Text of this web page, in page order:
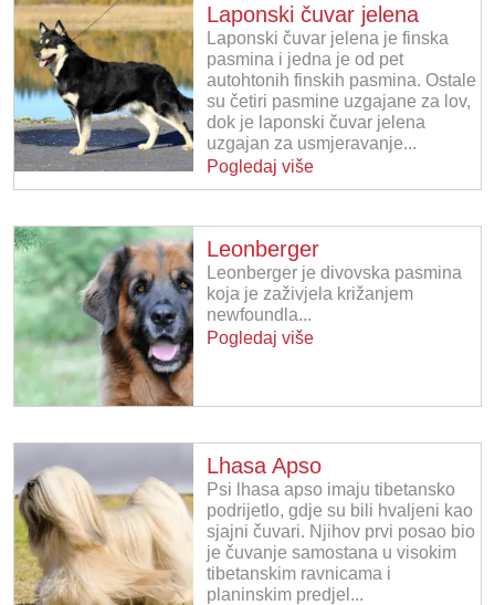
Laponski čuvar jelena
Laponski čuvar jelena je finska
pasmina i jedna je od pet
autohtonih finskih pasmina. Ostale
su četiri pasmine uzgajane za lov,
dok je laponski čuvar jelena
uzgajan za usmjeravanje...
Pogledaj više
Leonberger
Leonberger je divovska pasmina
koja je zaživjela križanjem
newfoundla...
Pogledaj više
Lhasa Apso
Psi lhasa apso imaju tibetansko
podrijetlo, gdje su bili hvaljeni kao
sjajni čuvari. Njihov prvi posao bio
je čuvanje samostana u visokim
tibetanskim ravnicama i
planinskim predjel...